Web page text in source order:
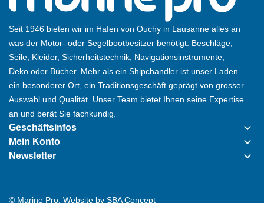
Seit 1946 bieten wir im Hafen von Ouchy in Lausanne alles an
was der Motor- oder Segelbootbesitzer benötigt: Beschläge,
Seile, Kleider, Sicherheitstechnik, Navigationsinstrumente,
Deko oder Bücher. Mehr als ein Shipchandler ist unser Laden
ein besonderer Ort, ein Traditionsgeschäft geprägt von grosser
Auswahl und Qualität. Unser Team bietet Ihnen seine Expertise
an und berät Sie fachkundig.
Geschäftsinfos keyboard_arrow_down
Mein Konto keyboard_arrow_down
Newsletter keyboard_arrow_down
© Marine Pro. Website by SBA Concept